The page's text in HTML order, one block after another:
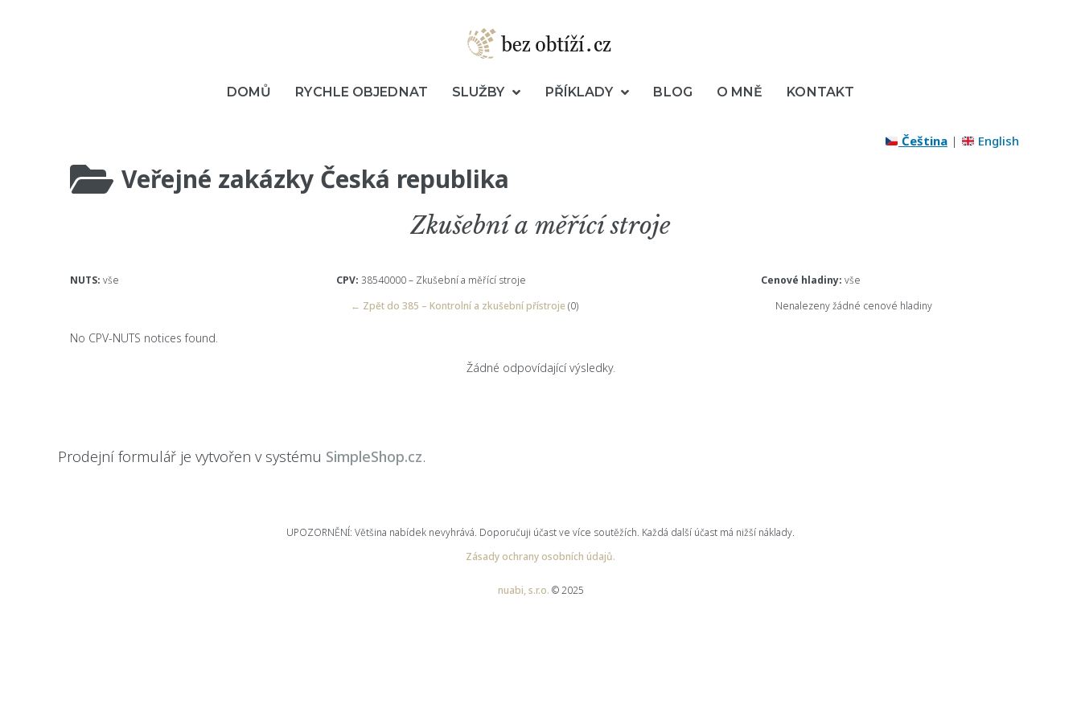
DOMŮ RYCHLE OBJEDNAT SLUŽBY PŘÍKLADY BLOG O MNĚ KONTAKT
Čeština| English
Veřejné zakázky Česká republika
Zkušební a měřící stroje
NUTS: vše CPV: 38540000 – Zkušební a měřící stroje
← Zpět do 385 – Kontrolní a zkušební přístroje(0)
Cenové hladiny: vše
Nenalezeny žádné cenové hladiny
No CPV-NUTS notices found.
Žádné odpovídající výsledky.
Prodejní formulář je vytvořen v systému SimpleShop.cz.
UPOZORNĚNÍ: Většina nabídek nevyhrává. Doporučuji účast ve více soutěžích. Každá další účast má nižší náklady.
Zásady ochrany osobních údajů.
nuabi, s.r.o. © 2025